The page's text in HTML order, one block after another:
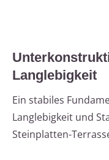
Langlebigkeit
Ein stabiles
Langlebigkeit und
Steinplatten-